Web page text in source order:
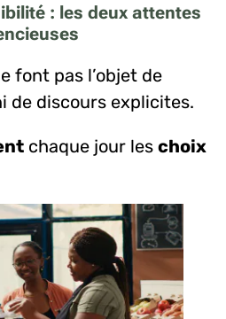
: les deux attentes
font pas l’objet de
de discours explicites.
chaque jour les choix